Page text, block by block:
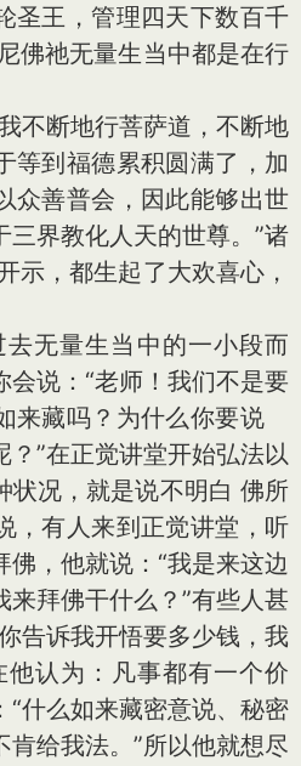
圣王，管理四天下数百千
祂无量生当中都是在行
断地行菩萨道，不断地
等到福德累积圆满了，加
众善普会，因此能够出世
三界教化人天的世尊。”诸
示，都生起了大欢喜心，
无量生当中的一小段而
会说：“老师！我们不是要
来藏吗？为什么你要说
”在正觉讲堂开始弘法以
状况，就是说不明白 佛所
，有人来到正觉讲堂，听
，他就说：“我是来这边
拜佛干什么？”有些人甚
告诉我开悟要多少钱，我
认为：凡事都有一个价
什么如来藏密意说、秘密
给我法。”所以他就想尽